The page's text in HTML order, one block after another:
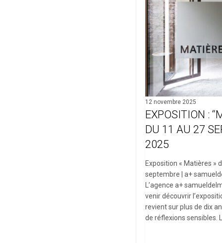
au
27
septembre
2025
12 novembre 2025
EXPOSITION :
DU 11 AU 27
2025
Exposition « Matières »
septembre | a+
L’agence a+
venir découvrir
revient sur plus de dix
de réflexions sensibles.